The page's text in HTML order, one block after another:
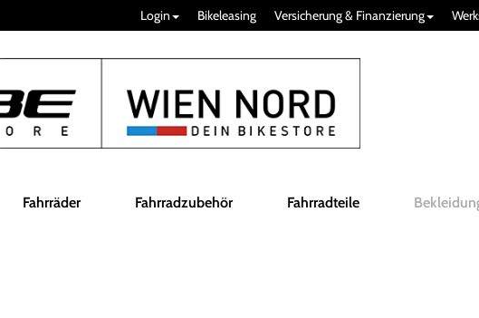
Login Bikeleasing Versicherung & Finanzierung
Fahrräder Fahrradzubehör Fahrradteile